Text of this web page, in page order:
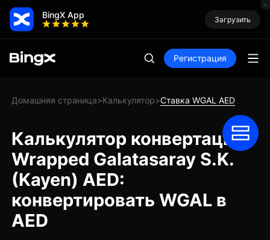
BingX App Загрузить
Регистрация
Домашняя страница>Калькулятор>Ставка WGAL AED
Калькулятор конвертации
Wrapped Galatasaray S.K.
(Kayen) AED:
конвертировать WGAL в
AED